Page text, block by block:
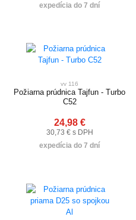
expedícia do 7 dní
vv 116
Požiarna prúdnica Tajfun - Turbo
C52
24,98 €
30,73 € s DPH
expedícia do 7 dní